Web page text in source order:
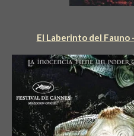
El Laberinto del Fauno